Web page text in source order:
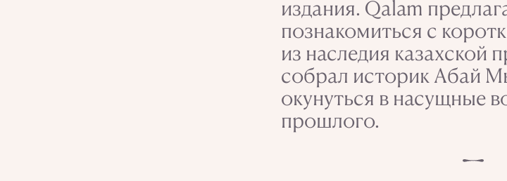
издания. Qalam
познакомиться с
из наследия казахской
собрал историк Абай
окунуться в насущные
прошлого.